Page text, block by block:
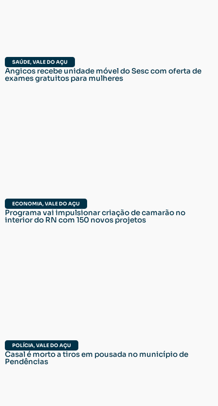
SAÚDE,VALE DO AÇU
Angicos recebe unidade móvel do Sesc com oferta de
exames gratuitos para mulheres
ECONOMIA,VALE DO AÇU
Programa vai impulsionar criação de camarão no
interior do RN com 150 novos projetos
POLÍCIA,VALE DO AÇU
Casal é morto a tiros em pousada no município de
Pendências